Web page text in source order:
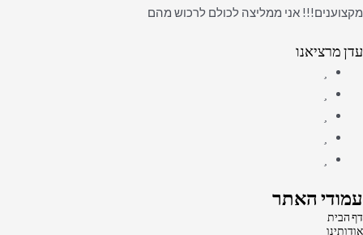
מקצוענים!!! אני ממליצה לכולם לרכוש מהם
עדן מרציאנו
עמודי האתר
דף הבית